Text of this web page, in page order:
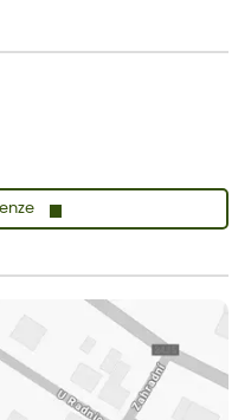
zabalené. Rostlinky po přesazení